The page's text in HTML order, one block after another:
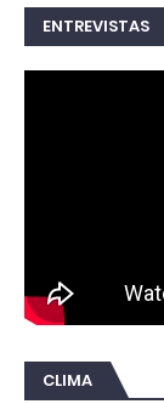
ENTREVISTAS
CLIMA